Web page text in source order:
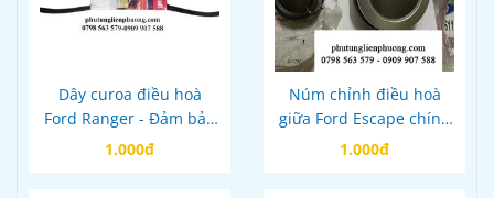
Dây curoa điều hoà
Ford Ranger - Đảm bảo
hiệu suất làm mát tốt
1.000đ
Núm chỉnh điều hoà
giữa Ford Escape chính
hãng mã V4861197A
1.000đ